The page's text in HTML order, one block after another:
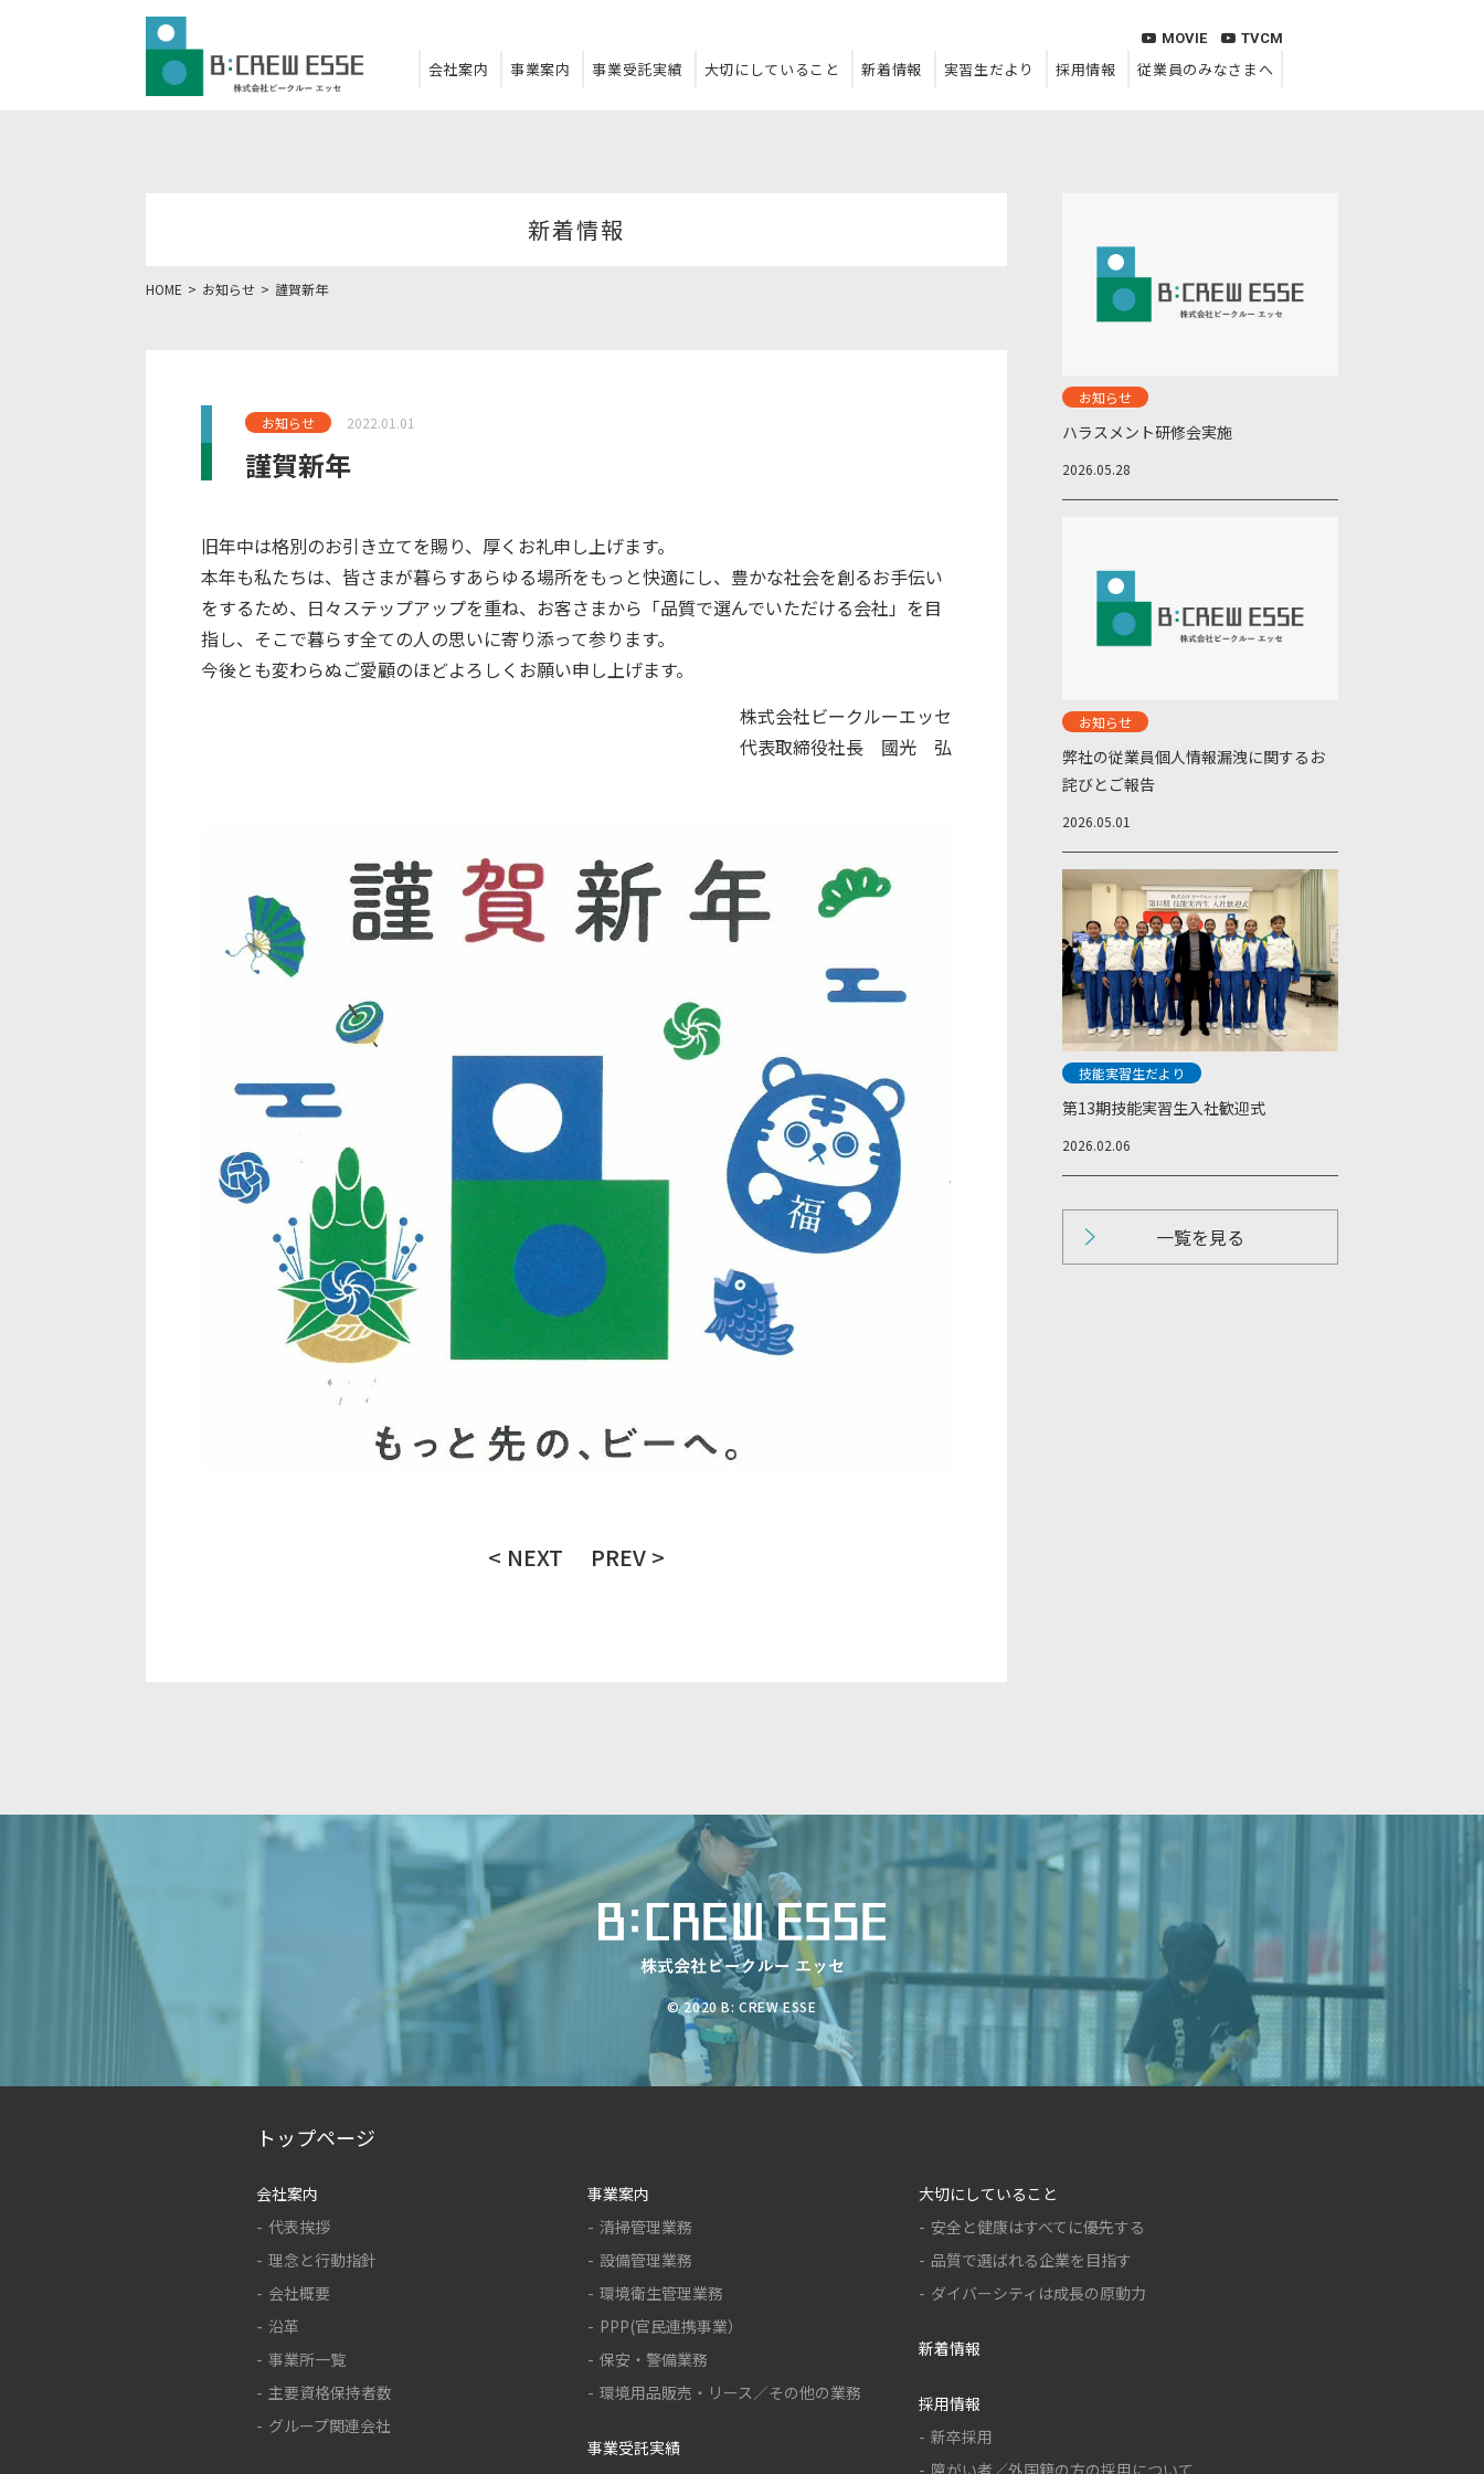
MOVIE TVCM
会社案内 事業案内 事業受託実績 大切にしていること 新着情報 実習生だより 採用情報 従業員のみなさまへ
新着情報
HOME お知らせ 謹賀新年
お知らせ 2022.01.01
謹賀新年
旧年中は格別のお引き立てを賜り、厚くお礼申し上げます。
本年も私たちは、皆さまが暮らすあらゆる場所をもっと快適にし、豊かな社会を創るお手伝い
をするため、日々ステップアップを重ね、お客さまから「品質で選んでいただける会社」を目
指し、そこで暮らす全ての人の思いに寄り添って参ります。
今後とも変わらぬご愛顧のほどよろしくお願い申し上げます。
株式会社ビークルーエッセ
代表取締役社長 國光 弘
< NEXT PREV >
お知らせ
ハラスメント研修会実施
2026.05.28
お知らせ
弊社の従業員個人情報漏洩に関するお
詫びとご報告
2026.05.01
技能実習生だより
第13期技能実習生入社歓迎式
2026.02.06
一覧を見る
© 2020 B: CREW ESSE
トップページ
会社案内
代表挨拶
理念と行動指針
会社概要
沿革
事業所一覧
主要資格保持者数
グループ関連会社
事業案内
清掃管理業務
設備管理業務
環境衛生管理業務
PPP(官民連携事業）
保安・警備業務
環境用品販売・リース／その他の業務
事業受託実績
大切にしていること
安全と健康はすべてに優先する
品質で選ばれる企業を目指す
ダイバーシティは成長の原動力
新着情報
採用情報
新卒採用
障がい者／外国籍の方の採用について